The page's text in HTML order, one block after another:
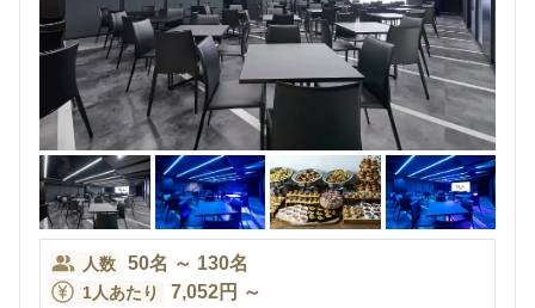
人数 50名 ～ 130名
1人あたり 7,052円 ～